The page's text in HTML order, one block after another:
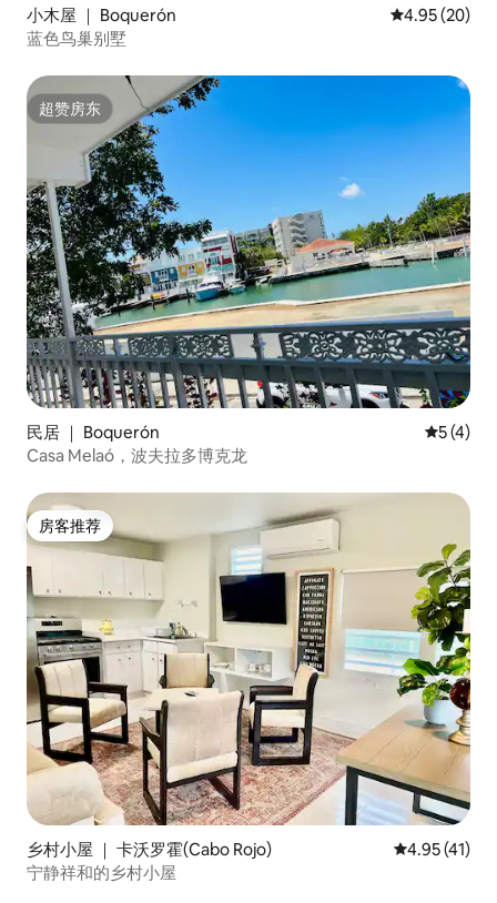
小木屋 ｜ Boquerón 平均评分
4.95 (20)
蓝色鸟巢别墅
超赞房东
超赞房东
民居 ｜ Boquerón 平均评分
5 (4)
Casa Melaó，波夫拉多博克龙
房客推荐
房客推荐
乡村小屋 ｜ 卡沃罗霍(Cabo Rojo) 平均评分
4.95 (41)
宁静祥和的乡村小屋